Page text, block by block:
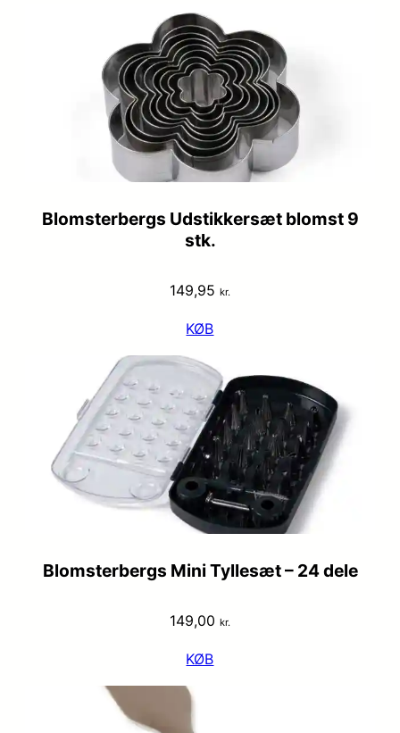
Blomsterbergs Udstikkersæt blomst 9
stk.
149,95 kr.
KØB
Blomsterbergs Mini Tyllesæt – 24 dele
149,00 kr.
KØB